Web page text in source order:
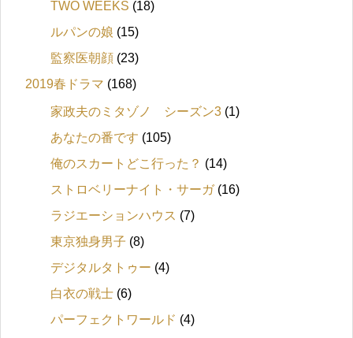
TWO WEEKS (18)
ルパンの娘 (15)
監察医朝顔 (23)
2019春ドラマ (168)
家政夫のミタゾノ シーズン3 (1)
あなたの番です (105)
俺のスカートどこ行った？ (14)
ストロベリーナイト・サーガ(16)
ラジエーションハウス (7)
東京独身男子 (8)
デジタルタトゥー (4)
白衣の戦士 (6)
パーフェクトワールド (4)